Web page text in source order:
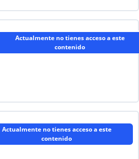
Actualmente no tienes acceso a este
contenido
Actualmente no tienes acceso a este
contenido